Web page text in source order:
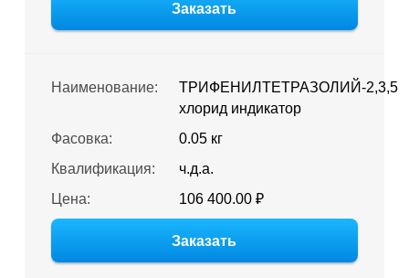
Заказать
Наименование:
ТРИФЕНИЛТЕТРАЗОЛИЙ-2,3,5
хлорид индикатор
Фасовка:
0.05 кг
Квалификация:
ч.д.а.
Цена:
106 400.00 ₽
Заказать